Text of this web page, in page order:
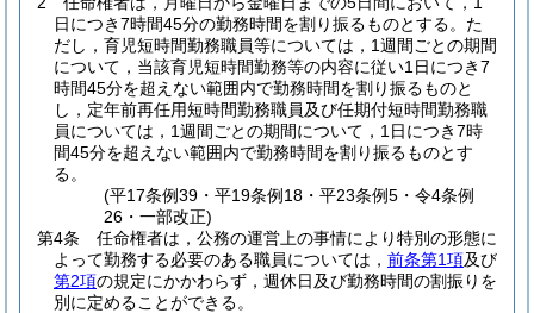
日につき7時間45分の勤務時間を割り振るものとする。 た
だし，育児短時間勤務職員等については，1週間ごとの期間
について，当該育児短時間勤務等の内容に従い1日につき7
時間45分を超えない範囲内で勤務時間を割り振るものと
し，定年前再任用短時間勤務職員及び任期付短時間勤務職
員については，1週間ごとの期間について，1日につき7時
間45分を超えない範囲内で勤務時間を割り振るものとす
る。
(平17条例39・平19条例18・平23条例5・令4条例
26・一部改正)
第4条
任命権者は，公務の運営上の事情により特別の形態に
よって勤務する必要のある職員については， 前条第1項及び
第2項の規定にかかわらず，週休日及び勤務時間の割振りを
別に定めることができる。